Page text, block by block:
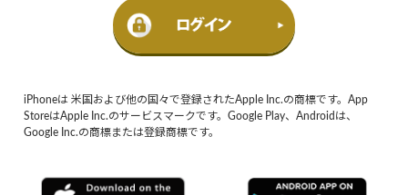
iPhoneは 米国および他の国々で登録されたApple Inc.の商標です。App
StoreはApple Inc.のサービスマークです。Google Play、Androidは、
Google Inc.の商標または登録商標です。